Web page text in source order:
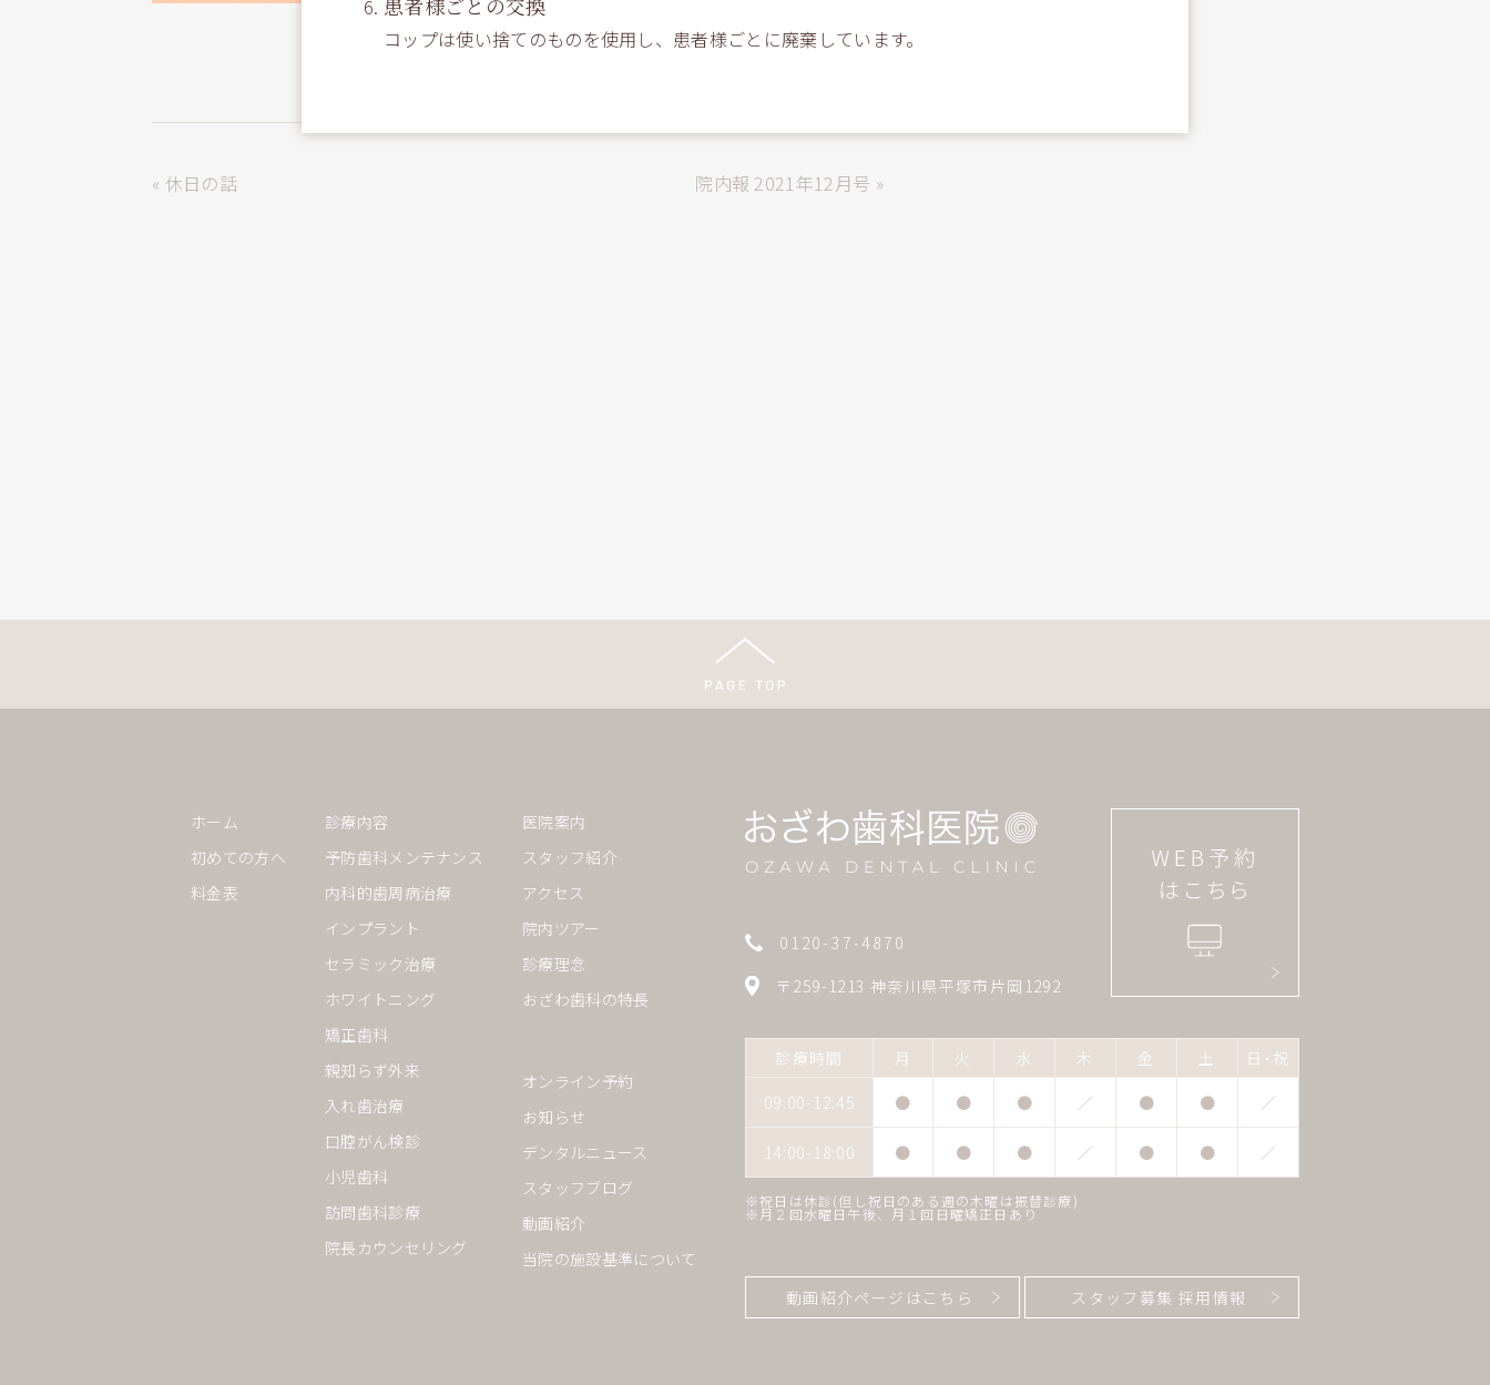
« 休日の話 院内報 2021年12月号 »
コップは使い捨てのものを使用し、患者様ごとに廃棄しています。
ホーム
初めての方へ
料金表
診療内容
予防歯科メンテナンス
内科的歯周病治療
インプラント
セラミック治療
ホワイトニング
矯正歯科
親知らず外来
入れ歯治療
口腔がん検診
小児歯科
訪問歯科診療
院長カウンセリング
医院案内
スタッフ紹介
アクセス
院内ツアー
診療理念
おざわ歯科の特長
オンライン予約
お知らせ
デンタルニュース
スタッフブログ
動画紹介
当院の施設基準について
0120-37-4870
〒259-1213 神奈川県平塚市片岡1292
診療時間 月 火 水 木 金 土
日･祝
09:00-12:45
● ● ● ／ ● ● ／
14:00-18:00 ● ● ● ／ ● ● ／
※祝日は休診(但し祝日のある週の木曜は振替診療)
※月２回水曜日午後、月１回日曜矯正日あり
動画紹介ページはこちら スタッフ募集 採用情報